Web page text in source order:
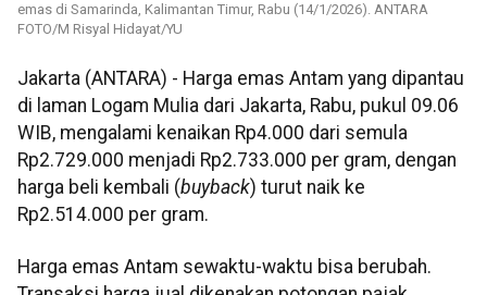
emas di Samarinda, Kalimantan Timur, Rabu (14/1/2026). ANTARA
FOTO/M Risyal Hidayat/YU
Jakarta (ANTARA) - Harga emas Antam yang dipantau
di laman Logam Mulia dari Jakarta, Rabu, pukul 09.06
WIB, mengalami kenaikan Rp4.000 dari semula
Rp2.729.000 menjadi Rp2.733.000 per gram, dengan
harga beli kembali (buyback) turut naik ke
Rp2.514.000 per gram.
Harga emas Antam sewaktu-waktu bisa berubah.